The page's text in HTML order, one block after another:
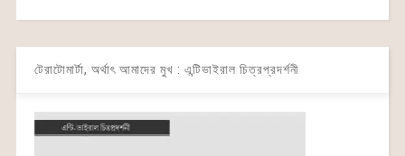
টেরাটোমার্টা, অর্থাৎ আমাদের মুখ : এন্টিভাইরাল চিত্রপ্রদর্শনী